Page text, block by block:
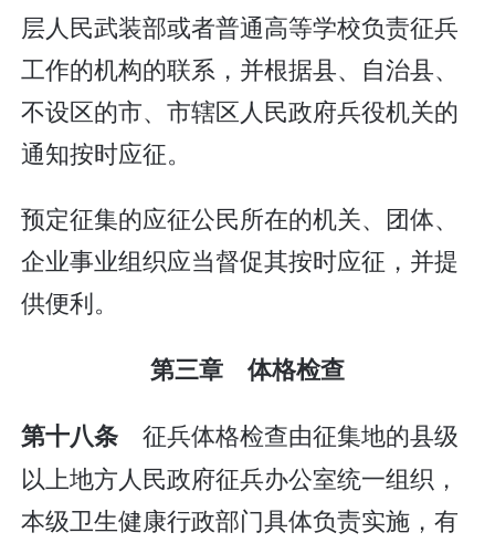
层人民武装部或者普通高等学校负责征兵
工作的机构的联系，并根据县、自治县、
不设区的市、市辖区人民政府兵役机关的
通知按时应征。
预定征集的应征公民所在的机关、团体、
企业事业组织应当督促其按时应征，并提
供便利。
第三章 体格检查
第十八条 征兵体格检查由征集地的县级
以上地方人民政府征兵办公室统一组织，
本级卫生健康行政部门具体负责实施，有